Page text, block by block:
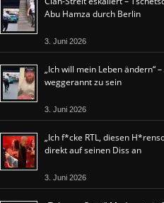
Abu Hamza durch Berlin
3. Juni 2026
„Ich will mein Leben ändern“
weggerannt zu sein
3. Juni 2026
„Ich f*cke RTL, diesen
direkt auf seinen Diss an
3. Juni 2026